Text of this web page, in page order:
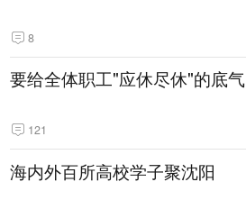
8
要给全体职工"应休尽休"的底气
121
海内外百所高校学子聚沈阳